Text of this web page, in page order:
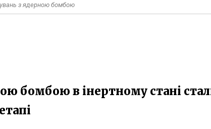
з ядерною бомбою
бомбою в інертному стані